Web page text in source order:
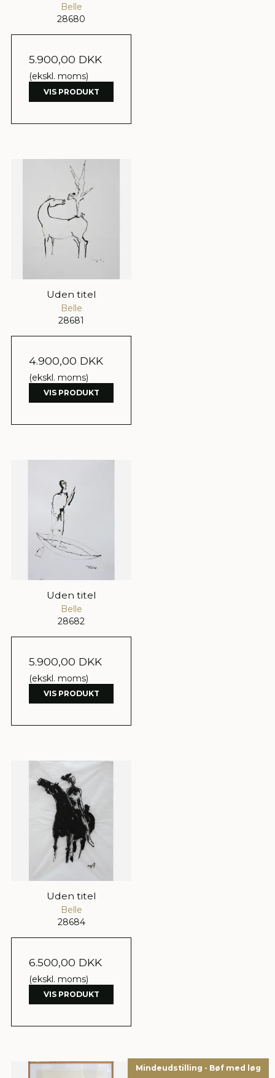
Belle
28680
5.900,00 DKK
(ekskl. moms)
VIS PRODUKT
Uden titel
Belle
28681
4.900,00 DKK
(ekskl. moms)
VIS PRODUKT
Uden titel
Belle
28682
5.900,00 DKK
(ekskl. moms)
VIS PRODUKT
Uden titel
Belle
28684
6.500,00 DKK
(ekskl. moms)
VIS PRODUKT
Mindeudstilling - Bøf med løg